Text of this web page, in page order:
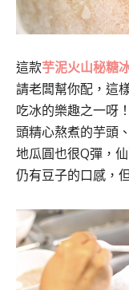
這款芋泥火山秘糖
請老闆幫你配，這
吃冰的樂趣之一呀
頭精心熬煮的芋頭
地瓜圓也很Q彈，
仍有豆子的口感，